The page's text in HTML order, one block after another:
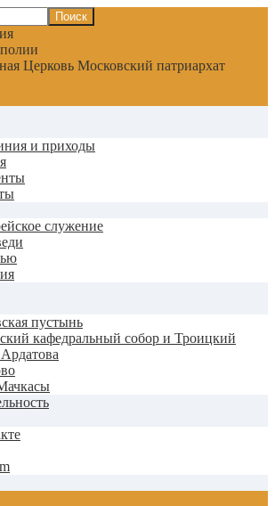
Церковь Московский патриархат
и приходы
служение
пустынь
кафедральный собор и Троицкий